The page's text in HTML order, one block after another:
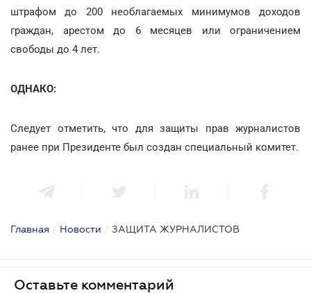
штрафом до 200 необлагаемых минимумов доходов
граждан, арестом до 6 месяцев или ограничением
свободы до 4 лет.
ОДНАКО:
Следует отметить, что для защиты прав журналистов
ранее при Президенте был создан специальный комитет.
Главная / Новости / ЗАЩИТА ЖУРНАЛИСТОВ
Оставьте комментарий